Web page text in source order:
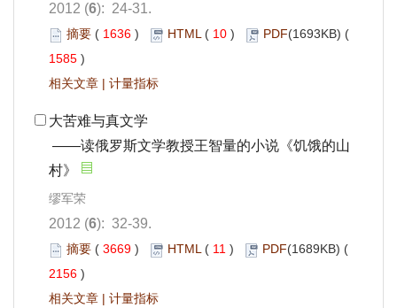
2012 (6): 24-31.
摘要 ( 1636 ) HTML( 10 ) PDF(1693KB) (
1585 )
相关文章 | 计量指标
大苦难与真文学
——读俄罗斯文学教授王智量的小说《饥饿的山
村》
缪军荣
2012 (6): 32-39.
摘要 ( 3669 ) HTML( 11 ) PDF(1689KB) (
2156 )
相关文章 | 计量指标